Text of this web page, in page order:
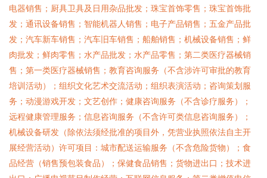
电器销售；厨具卫具及日用杂品批发；珠宝首饰零售；珠宝首饰批
发；通讯设备销售；智能机器人销售；电子产品销售；五金产品批
发；汽车新车销售；汽车旧车销售；船舶销售；机械设备销售；鲜
肉批发；鲜肉零售；水产品批发；水产品零售；第二类医疗器械销
售；第一类医疗器械销售；教育咨询服务（不含涉许可审批的教育
培训活动）；组织文化艺术交流活动；组织表演活动；咨询策划服
务；动漫游戏开发；文艺创作；健康咨询服务（不含诊疗服务）；
远程健康管理服务；信息咨询服务（不含许可类信息咨询服务）；
机械设备研发（除依法须经批准的项目外，凭营业执照依法自主开
展经营活动）许可项目：城市配送运输服务（不含危险货物）；食
品经营（销售预包装食品）；保健食品销售；货物进出口；技术进